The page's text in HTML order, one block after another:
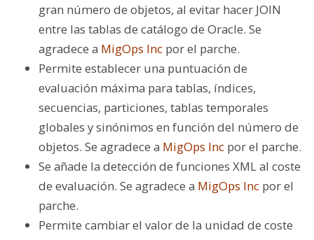
gran número de objetos, al evitar hacer JOIN
entre las tablas de catálogo de Oracle. Se
agradece a MigOps Inc por el parche.
Permite establecer una puntuación de
evaluación máxima para tablas, índices,
secuencias, particiones, tablas temporales
globales y sinónimos en función del número de
objetos. Se agradece a MigOps Inc por el parche.
Se añade la detección de funciones XML al coste
de evaluación. Se agradece a MigOps Inc por el
parche.
Permite cambiar el valor de la unidad de coste